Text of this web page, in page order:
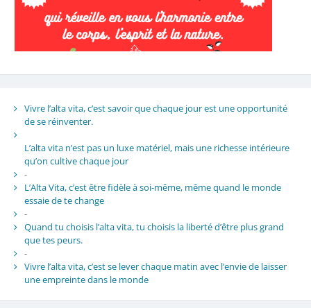
Vivre l’alta vita, c’est savoir que chaque jour est une opportunité
de se réinventer.
L’alta vita n’est pas un luxe matériel, mais une richesse intérieure
qu’on cultive chaque jour
-
L’Alta Vita, c’est être fidèle à soi-même, même quand le monde
essaie de te change
-
Quand tu choisis l’alta vita, tu choisis la liberté d’être plus grand
que tes peurs.
-
Vivre l’alta vita, c’est se lever chaque matin avec l’envie de laisser
une empreinte dans le monde